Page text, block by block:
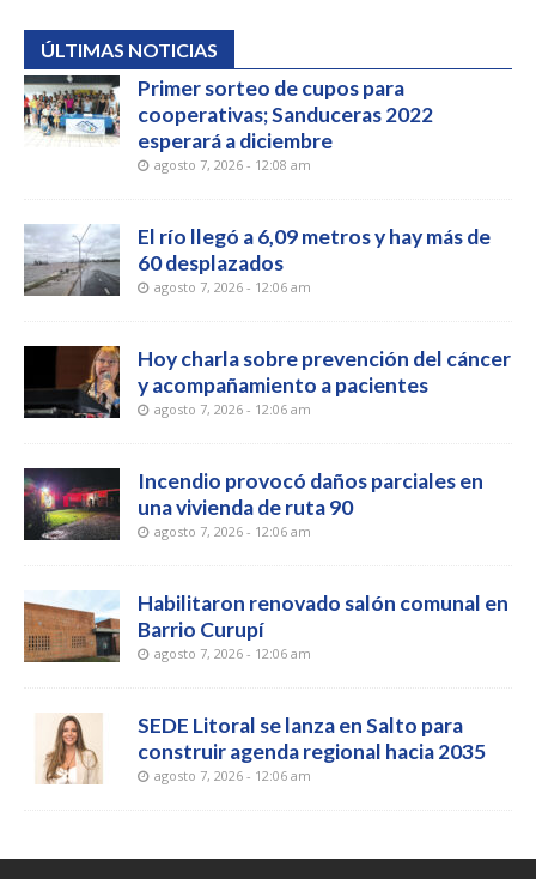
ÚLTIMAS NOTICIAS
Primer sorteo de cupos para
cooperativas; Sanduceras 2022
esperará a diciembre
agosto 7, 2026 - 12:08 am
El río llegó a 6,09 metros y hay más de
60 desplazados
agosto 7, 2026 - 12:06 am
Hoy charla sobre prevención del cáncer
y acompañamiento a pacientes
agosto 7, 2026 - 12:06 am
Incendio provocó daños parciales en
una vivienda de ruta 90
agosto 7, 2026 - 12:06 am
Habilitaron renovado salón comunal en
Barrio Curupí
agosto 7, 2026 - 12:06 am
SEDE Litoral se lanza en Salto para
construir agenda regional hacia 2035
agosto 7, 2026 - 12:06 am